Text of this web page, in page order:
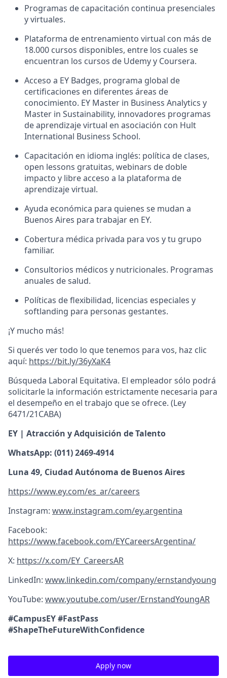
Programas de capacitación continua presenciales
y virtuales.
Plataforma de entrenamiento virtual con más de
18.000 cursos disponibles, entre los cuales se
encuentran los cursos de Udemy y Coursera.
Acceso a EY Badges, programa global de
certificaciones en diferentes áreas de
conocimiento. EY Master in Business Analytics y
Master in Sustainability, innovadores programas
de aprendizaje virtual en asociación con Hult
International Business School.
Capacitación en idioma inglés: política de clases,
open lessons gratuitas, webinars de doble
impacto y libre acceso a la plataforma de
aprendizaje virtual.
Ayuda económica para quienes se mudan a
Buenos Aires para trabajar en EY.
Cobertura médica privada para vos y tu grupo
familiar.
Consultorios médicos y nutricionales. Programas
anuales de salud.
Políticas de flexibilidad, licencias especiales y
softlanding para personas gestantes.
¡Y mucho más!
Si querés ver todo lo que tenemos para vos, haz clic
aquí: https://bit.ly/36yXaK4
Búsqueda Laboral Equitativa. El empleador sólo podrá
solicitarle la información estrictamente necesaria para
el desempeño en el trabajo que se ofrece. (Ley
6471/21CABA)
EY | Atracción y Adquisición de Talento
WhatsApp: (011) 2469-4914
Luna 49, Ciudad Autónoma de Buenos Aires
https://www.ey.com/es_ar/careers
Instagram: www.instagram.com/ey.argentina
Facebook:
https://www.facebook.com/EYCareersArgentina/
X: https://x.com/EY_CareersAR
LinkedIn: www.linkedin.com/company/ernstandyoung
YouTube: www.youtube.com/user/ErnstandYoungAR
#CampusEY #FastPass
#ShapeTheFutureWithConfidence
Apply now